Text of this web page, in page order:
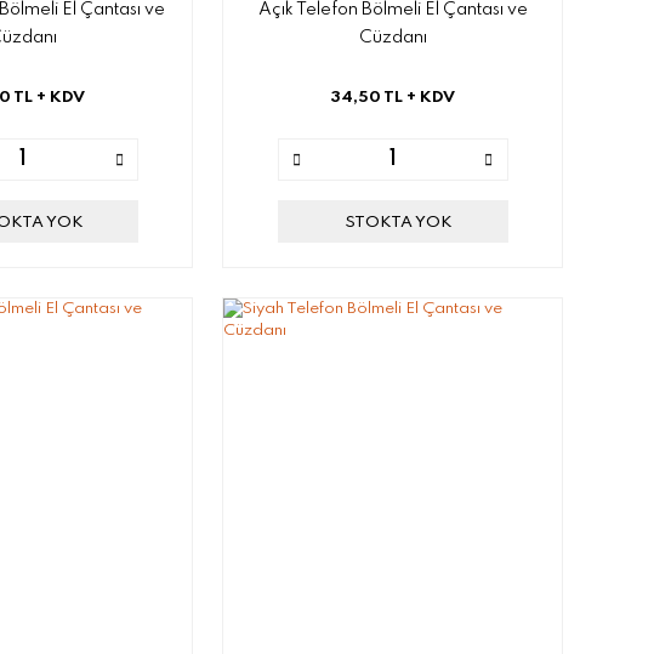
El Çantası ve
TL + KDV
YOK
Açık Telefon Bölmeli El Çantası ve
Cüzdanı
34,50 TL + KDV
STOKTA YOK